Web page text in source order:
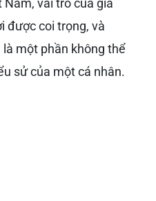
Nam, vai trò của gia
được coi trọng, và
một phần không thể
sử của một cá nhân.